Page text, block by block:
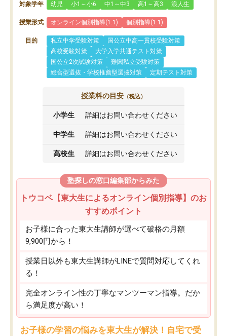
対象学年 幼児 小1～小6 中1～中3 高1～高3 浪人生
授業形式 オンライン個別指導(1:1) 個別指導(1:1)
目的 私立中学受験対策
国公立中高一貫校受験対策
高校受験対策
大学入学共通テスト対策
国公立2次試験対策
難関私立受験対策
総合型選抜・学校推薦型選抜対策
定期テスト対策
授業料の目安 （税込）
小学生 詳細はお問い合わせください
中学生 詳細はお問い合わせください
高校生 詳細はお問い合わせください
塾探しの窓口編集部からみた
トウコベ【東大生によるオンライン個別指導】のお
すすめポイント
お子様に合った東大生講師が選べて破格の月額
9,900円から！
授業日以外も東大生講師がLINEで質問対応してくれ
る！
完全オンライン性の丁寧なマンツーマン指導。だか
ら満足度が高い！
お子様の学習の悩みを東大生が解決！自宅で受